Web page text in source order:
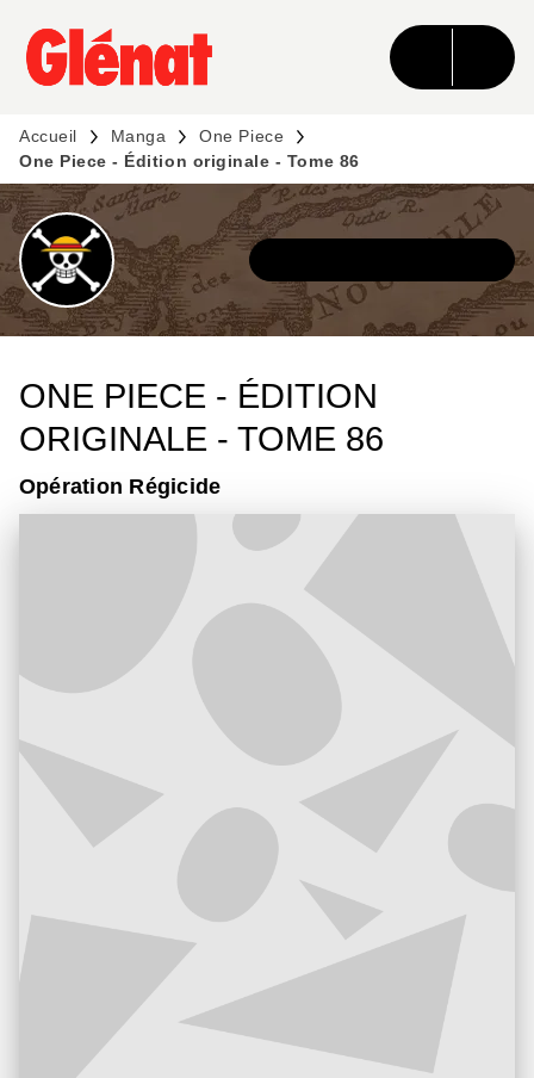
MENU RECHERCHE CONTENU
PIED DE PAGE
Accueil Manga
One Piece
One Piece - Édition originale - Tome 86
ONE PIECE - ÉDITION
ORIGINALE - TOME 86
Opération Régicide